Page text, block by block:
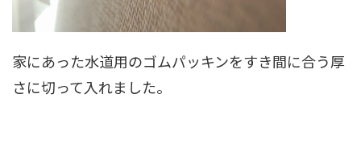
家にあった水道用のゴムパッキンをすき間に合う厚
さに切って入れました。